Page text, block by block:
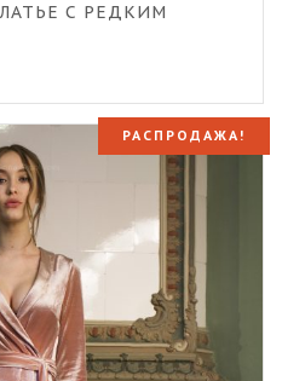
С РЕДКИМ
РАСПРОДАЖА!